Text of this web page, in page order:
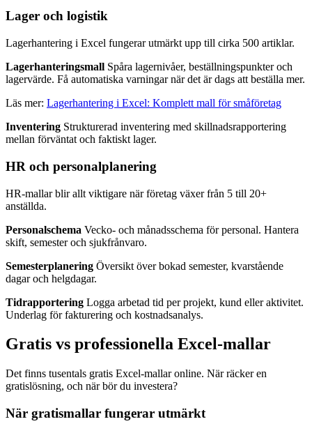
Lager och logistik
Lagerhantering i Excel fungerar utmärkt upp till cirka 500 artiklar.
Lagerhanteringsmall Spåra lagernivåer, beställningspunkter och
lagervärde. Få automatiska varningar när det är dags att beställa mer.
Läs mer: Lagerhantering i Excel: Komplett mall för småföretag
Inventering Strukturerad inventering med skillnadsrapportering
mellan förväntat och faktiskt lager.
HR och personalplanering
HR-mallar blir allt viktigare när företag växer från 5 till 20+
anställda.
Personalschema Vecko- och månadsschema för personal. Hantera
skift, semester och sjukfrånvaro.
Semesterplanering Översikt över bokad semester, kvarstående
dagar och helgdagar.
Tidrapportering Logga arbetad tid per projekt, kund eller aktivitet.
Underlag för fakturering och kostnadsanalys.
Gratis vs professionella Excel-mallar
Det finns tusentals gratis Excel-mallar online. När räcker en
gratislösning, och när bör du investera?
När gratismallar fungerar utmärkt